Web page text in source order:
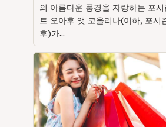
의 아름다운 풍경을 자랑하는 포
트 오아후 앳 코올리나(이하, 포시
후)가...